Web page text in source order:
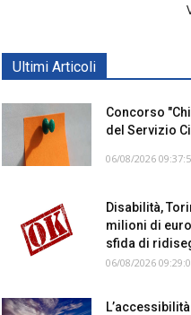
Ultimi Articoli
Concorso
del Servizio
06/08/2026
Disabilità,
milioni di
sfida di
06/08/2026